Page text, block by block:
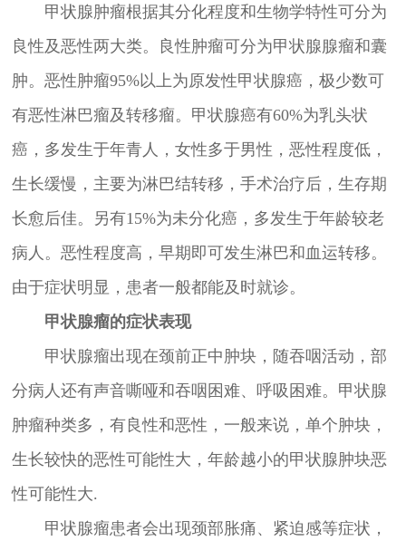
甲状腺肿瘤根据其分化程度和生物学特性可分为
良性及恶性两大类。良性肿瘤可分为甲状腺腺瘤和囊
肿。恶性肿瘤95%以上为原发性甲状腺癌，极少数可
有恶性淋巴瘤及转移瘤。甲状腺癌有60%为乳头状
癌，多发生于年青人，女性多于男性，恶性程度低，
生长缓慢，主要为淋巴结转移，手术治疗后，生存期
长愈后佳。另有15%为未分化癌，多发生于年龄较老
病人。恶性程度高，早期即可发生淋巴和血运转移。
由于症状明显，患者一般都能及时就诊。
甲状腺瘤的症状表现
甲状腺瘤出现在颈前正中肿块，随吞咽活动，部
分病人还有声音嘶哑和吞咽困难、呼吸困难。甲状腺
肿瘤种类多，有良性和恶性，一般来说，单个肿块，
生长较快的恶性可能性大，年龄越小的甲状腺肿块恶
性可能性大.
甲状腺瘤患者会出现颈部胀痛、紧迫感等症状，